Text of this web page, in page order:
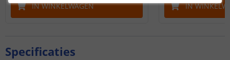
IN WINKELWAGEN IN
Specificaties